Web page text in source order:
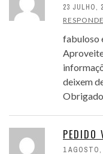
23 JULHO,
fabuloso
deixem
PEDIDO
1